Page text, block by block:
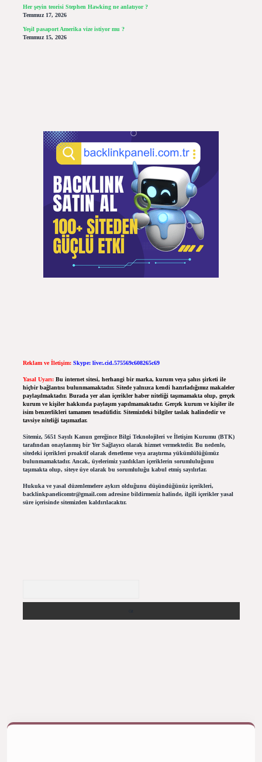
Her şeyin teorisi Stephen Hawking ne anlatıyor ?
Temmuz 17, 2026
Yeşil pasaport Amerika vize istiyor mu ?
Temmuz 15, 2026
Reklam ve İletişim: Skype: live:.cid.575569c608265c69
Yasal Uyarı: Bu internet sitesi, herhangi bir marka, kurum veya şahıs şirketi ile
hiçbir bağlantısı bulunmamaktadır. Sitede yalnızca kendi hazırladığımız makaleler
paylaşılmaktadır. Burada yer alan içerikler haber niteliği taşımamakta olup, gerçek
kurum ve kişiler hakkında paylaşım yapılmamaktadır. Gerçek kurum ve kişiler ile
isim benzerlikleri tamamen tesadüfidir. Sitemizdeki bilgiler taslak halindedir ve
tavsiye niteliği taşımazlar.
Sitemiz, 5651 Sayılı Kanun gereğince Bilgi Teknolojileri ve İletişim Kurumu (BTK)
tarafından onaylanmış bir Yer Sağlayıcı olarak hizmet vermektedir. Bu nedenle,
sitedeki içerikleri proaktif olarak denetleme veya araştırma yükümlülüğümüz
bulunmamaktadır. Ancak, üyelerimiz yazdıkları içeriklerin sorumluluğunu
taşımakta olup, siteye üye olarak bu sorumluluğu kabul etmiş sayılırlar.
Hukuka ve yasal düzenlemelere aykırı olduğunu düşündüğünüz içerikleri,
backlinkpanelicomtr@gmail.comadresine bildirmeniz halinde, ilgili içerikler yasal
süre içerisinde sitemizden kaldırılacaktır.